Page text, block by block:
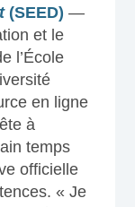
(SEED) —
et le
l’École
en ligne
à
temps
officielle
« Je